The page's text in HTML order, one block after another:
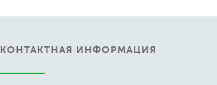
КОНТАКТНАЯ ИНФОРМАЦИЯ